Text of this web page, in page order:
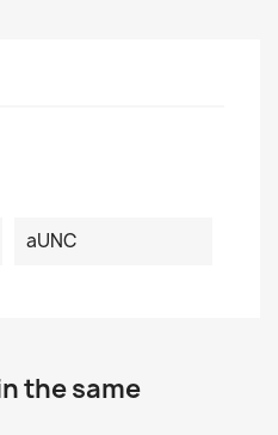
aUNC
the same